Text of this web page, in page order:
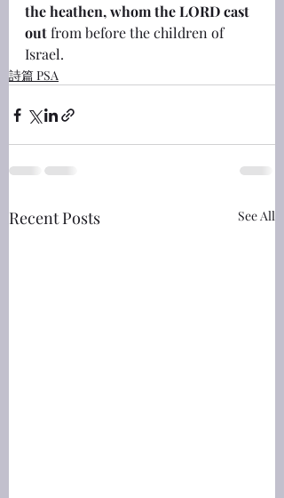
the heathen, whom the LORD cast
out from before the children of
Israel.
詩篇 PSA
Recent Posts See All